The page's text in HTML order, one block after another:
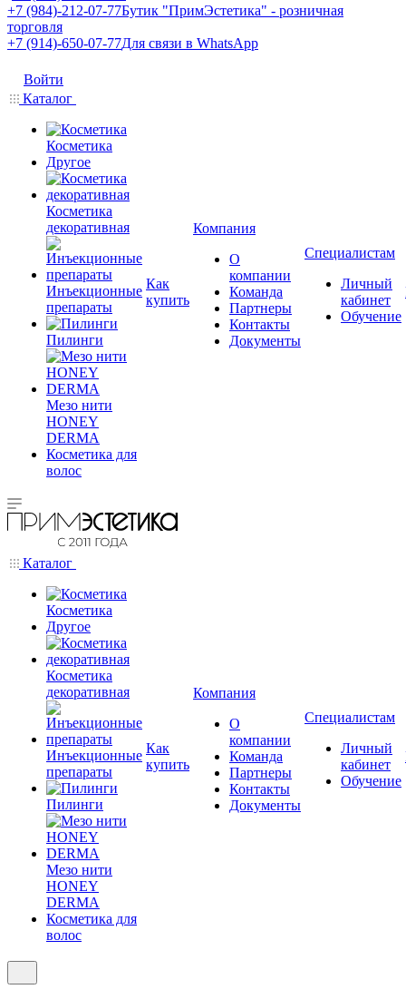
+7 (984)-212-07-77Бутик "ПримЭстетика" - розничная
торговля
+7 (914)-650-07-77Для связи в WhatsApp
Войти
Каталог
Косметика
Другое
Косметика
декоративная
Инъекционные
препараты
Пилинги
Мезо нити
HONEY
DERMA
Косметика для
волос
Как
купить
Компания
О
компании
Команда
Партнеры
Контакты
Документы
Специалистам
Личный
кабинет
Обучение
Каталог
Косметика
Другое
Косметика
декоративная
Инъекционные
препараты
Пилинги
Мезо нити
HONEY
DERMA
Косметика для
волос
Как
купить
Компания
О
компании
Команда
Партнеры
Контакты
Документы
Специалистам
Личный
кабинет
Обучение